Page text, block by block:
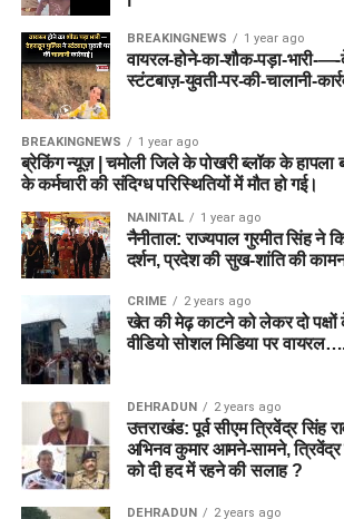
पुलिस बलों (CAPFs) जैसे BSF, CISF,
राइफल्स में पूर्व-अग्निवीरों के लिए 10%
राज्य पुलिस में प्राथमिकता:उत्तर प्रदेश,
और हरियाणा जैसे कई राज्यों ने अपनी
की भर्तियों में पूर्व-अग्निवीरों को
कॉर्पोरेट और बैंक लोन:कई बड़ी निजी
महिंद्रा) ने पूर्व-अग्निवीरों को नौकरी देने
अलावा, जो युवा अपना खुद का व्यवसाय शुरू
बैंक ‘सेवा निधि’ के आधार पर प्राथमिकता
हैं।
शैक्षणिक डिग्री:रक्षा मंत्रालय और शिक्षा
पूर्व-अग्निवीरों के लिए विशेष डिप्लोमा और
सिस्टम तैयार किया गया है, ताकि वे अपनी
निष्कर्ष (Conclusion)
अग्निपथ योजना 2026न केवल भारतीय सेना को
BREAKINGNEWS 1 year ago
वायरल-होने-का-शौक-पड़ा-भारी-
स्टंटबाज़-युवती-पर-की-चालानी-
BREAKINGNEWS 1 year ago
ब्रेकिंग न्यूज़ | चमोली जिले के पोखरी ब्लॉक के हापला
के कर्मचारी की संदिग्ध परिस्थितियों में मौत हो गई।
NAINITAL 1 year ago
नैनीताल: राज्यपाल गुरमीत सिंह ने
दर्शन, प्रदेश की सुख-शांति की
CRIME 2 years ago
खेत की मेढ़ काटने को लेकर दो पक्षों
वीडियो सोशल मिडिया पर
DEHRADUN 2 years ago
उत्तराखंड: पूर्व सीएम त्रिवेंद्र सिंह
अभिनव कुमार आमने-सामने,
को दी हद में रहने की सलाह ?
DEHRADUN 2 years ago